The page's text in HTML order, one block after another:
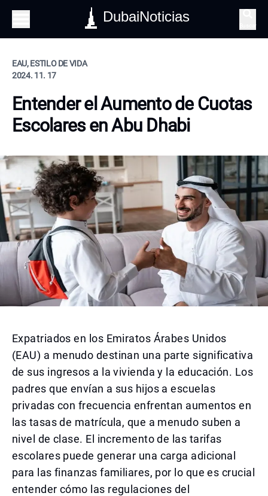
DubaiNoticias
EAU, ESTILO DE VIDA
2024. 11. 17
Entender el Aumento de Cuotas
Escolares en Abu Dhabi
Expatriados en los Emiratos Árabes Unidos
(EAU) a menudo destinan una parte significativa
de sus ingresos a la vivienda y la educación. Los
padres que envían a sus hijos a escuelas
privadas con frecuencia enfrentan aumentos en
las tasas de matrícula, que a menudo suben a
nivel de clase. El incremento de las tarifas
escolares puede generar una carga adicional
para las finanzas familiares, por lo que es crucial
entender cómo las regulaciones del